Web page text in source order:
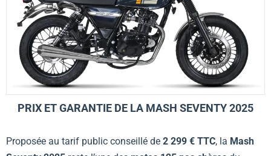
PRIX ET GARANTIE DE LA MASH SEVENTY 2025
Proposée au tarif public conseillé de 2 299 € TTC, la Mash